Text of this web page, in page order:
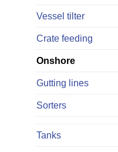
Vessel tilter
Crate feeding
Onshore
Gutting lines
Sorters
Tanks